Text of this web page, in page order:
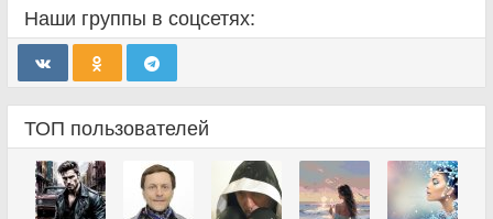
Наши группы в соцсетях:
ТОП пользователей